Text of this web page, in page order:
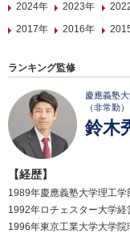
2024年
2023年
2017年
2016年
ランキング監修
慶應義塾
（非常勤）
鈴木
【経歴】
1989年慶應義塾大学理工学
1992年ロチェスター大学経
1996年東京工業大学大学